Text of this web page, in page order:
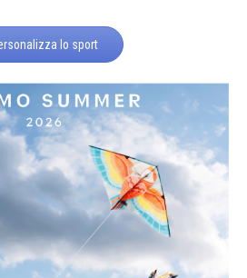
lo sport